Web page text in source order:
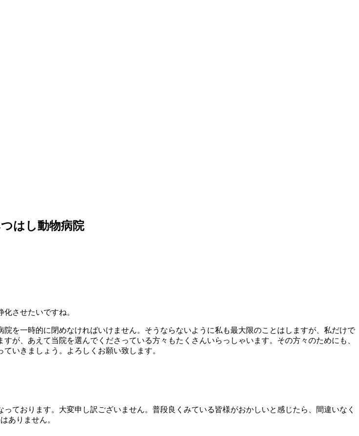
はし動物病院
させたいですね。
を一時的に閉めなければいけません。そうならないように私も最大限のことはしますが、私だけで
が、あえて当院を選んでくださっている方々もたくさんいらっしゃいます。その方々のためにも、
いきましょう。よろしくお願い致します。
ております。大変申し訳ございません。普段良くみている皆様がおかしいと感じたら、間違いなく
ありません。